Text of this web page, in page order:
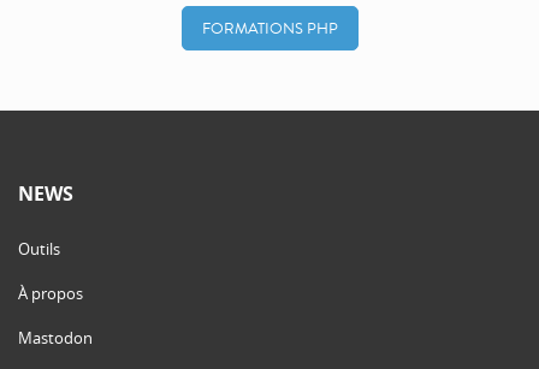
FORMATIONS PHP
NEWS
Outils
À propos
Mastodon